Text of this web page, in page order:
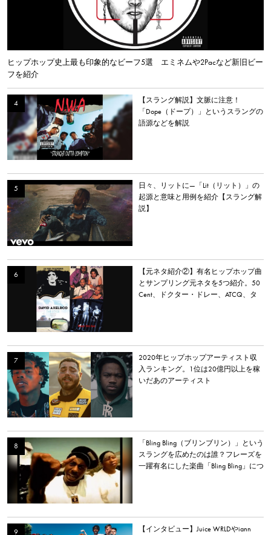
ヒップホップ史上最も印象的なビーフ5選 エミネムや2Pacなど新旧ビー
フを紹介
【スラング解説】文脈に注意！
「Dope（ドープ）」というスラングの
語源などを解説
日々、リットに—「Lit（リット）」の
起源と意味と用例を紹介【スラング解
説】
【元ネタ紹介②】有名ヒップホップ曲
とサンプリング元ネタを5つ紹介。50
Cent、ドクター・ドレー、ATCQ、タ
2020年ヒップホップアーティスト収
入ランキング。1位は20億円以上を稼
いだあのアーティスト
「Bling Bling（ブリンブリン）」という
スラングを広めたのは誰？フレーズを
一躍有名にした楽曲「Bling Bling」につ
【インタビュー】Juice WRLDやiann